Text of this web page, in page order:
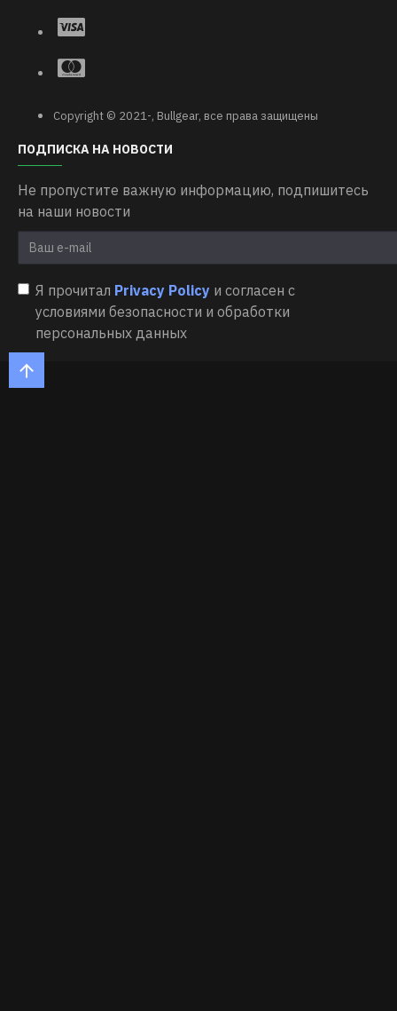
Copyright © 2021-, Bullgear, все права защищены
ПОДПИСКА НА НОВОСТИ
Не пропустите важную информацию, подпишитесь
на наши новости
Я прочитал Privacy Policy и согласен с
условиями безопасности и обработки
персональных данных